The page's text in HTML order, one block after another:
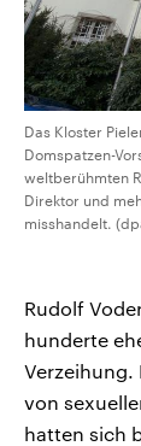
Das Kloster
Domspatzen-
weltberühmten
Direktor und
misshandelt.
Rudolf
hunderte
Verzeihung.
von
hatten sich